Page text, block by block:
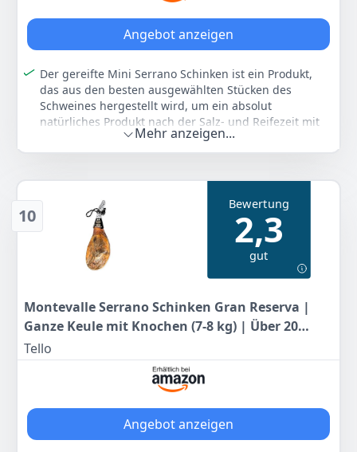
79
Anzeigen
Angebot anzeigen
Der gereifte Mini Serrano Schinken ist ein Produkt,
das aus den besten ausgewählten Stücken des
Schweines hergestellt wird, um ein absolut
natürliches Produkt nach der Salz- und Reifezeit mit
bestem Aroma und Geschmack zu erhalten.
Der Serrano Schinken besitzt eine charakteristische
Fettschwarte. Er hat eine homogene Textur und weist
wenige Fasern auf.
Der Schinken hat einen zarten, gering salzigen und
angenehmen Geschmack, ein typischer Geschmack
von Serrano-Schinken.
ein Schinkenmesser.
Farbe Hersteller Gewicht
99 €
Anzeigen
Mehr anzeigen...
10
Bewertung
2,3
gut
Montevalle Serrano Schinken Gran Reserva |
Ganze Keule mit Knochen (7-8 kg) | Über 20
Monate traditionell gereift | Authentischer
spanischer Schinken in Premium-Qualität
Tello
Angebot anzeigen